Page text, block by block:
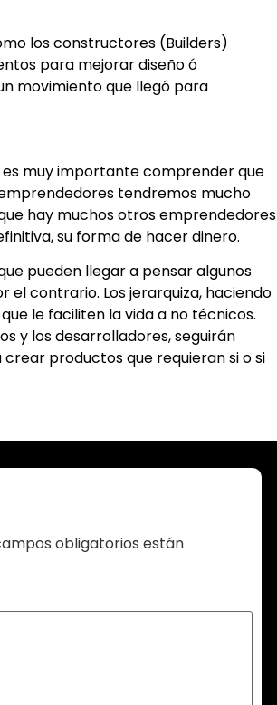
los constructores (Builders)
para mejorar diseño ó
movimiento que llegó para
muy importante comprender que
tendremos mucho
hay muchos otros emprendedores
su forma de hacer dinero.
pueden llegar a pensar algunos
el contrario. Los jerarquiza, haciendo
le faciliten la vida a no técnicos.
y los desarrolladores, seguirán
productos que requieran si o si
obligatorios están